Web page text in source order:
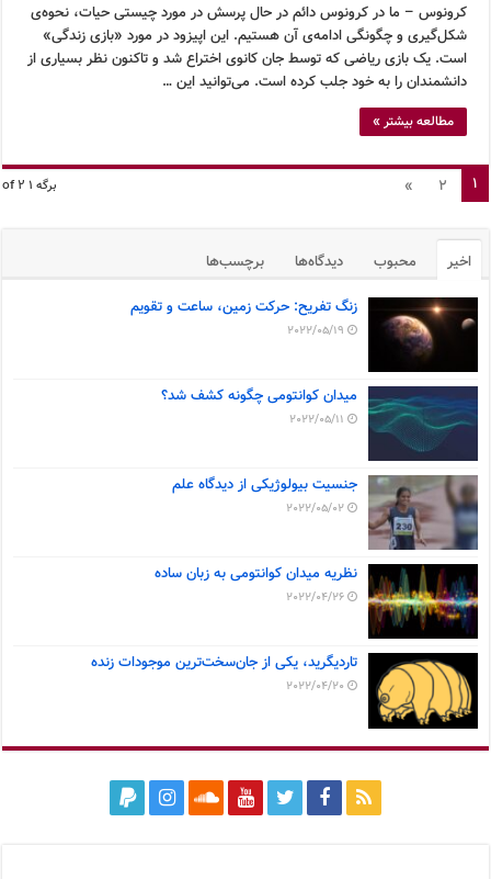
کرونوس – ما در کرونوس دائم در حال پرسش در مورد چیستی حیات، نحوه‌ی
شکل‌گیری و چگونگی ادامه‌ی آن هستیم. این اپیزود در مورد «بازی زندگی»
است. یک بازی ریاضی که توسط جان کانوی اختراع شد و تاکنون نظر بسیاری از
دانشمندان را به خود جلب کرده است. می‌توانید این …
مطالعه بیشتر »
برگه 1 of 2 1
2
»
اخیر محبوب دیدگاه‌ها برچسب‌ها
زنگ تفریح: حرکت زمین، ساعت و تقویم
2022/05/19
میدان کوانتومی چگونه کشف شد؟
2022/05/11
جنسیت بیولوژیکی از دیدگاه علم
2022/05/02
نظریه میدان کوانتومی به زبان ساده
2022/04/26
تاردیگرید، یکی از جان‌سخت‌ترین موجودات زنده
2022/04/20